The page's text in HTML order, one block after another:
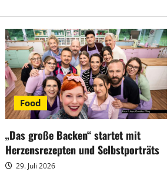
Food
„Das große Backen“ startet mit
Herzensrezepten und Selbstporträts
29. Juli 2026